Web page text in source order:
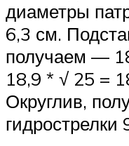
диаметры
6,3 см.
получаем —
18,9 * √ 25 =
Округлив,
гидрострелки